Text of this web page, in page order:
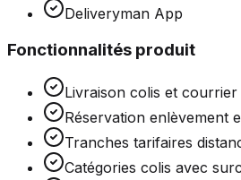
Deliveryman App
Fonctionnalités produit
Livraison colis et
Réservation enlèvement
Tranches tarifaires
Catégories colis avec